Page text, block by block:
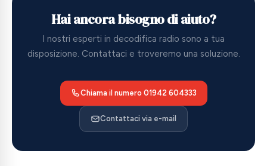
di inserire più codici.
inserire il codice della radio.
Hai ancora bisogno di aiuto?
I nostri esperti in decodifica radio sono a tua
disposizione. Contattaci e troveremo una soluzione.
Chiama il numero 01942 604333
Contattaci via e-mail